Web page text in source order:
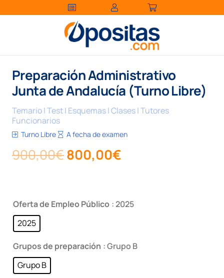
Preparación Administrativo
Junta de Andalucía (Turno Libre)
Temario | Test | Esquemas | Clases | Tutores
Funcionarios
Turno Libre A fecha de examen
900,00€El
era:
800,00€
es:
Oferta de Empleo Público : 2025
2025
Grupos de preparación : Grupo B
Grupo B